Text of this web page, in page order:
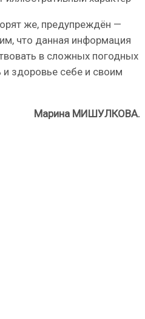
же, предупреждён —
что данная информация
в сложных погодных
и здоровье себе и своим
Марина МИШУЛКОВА.